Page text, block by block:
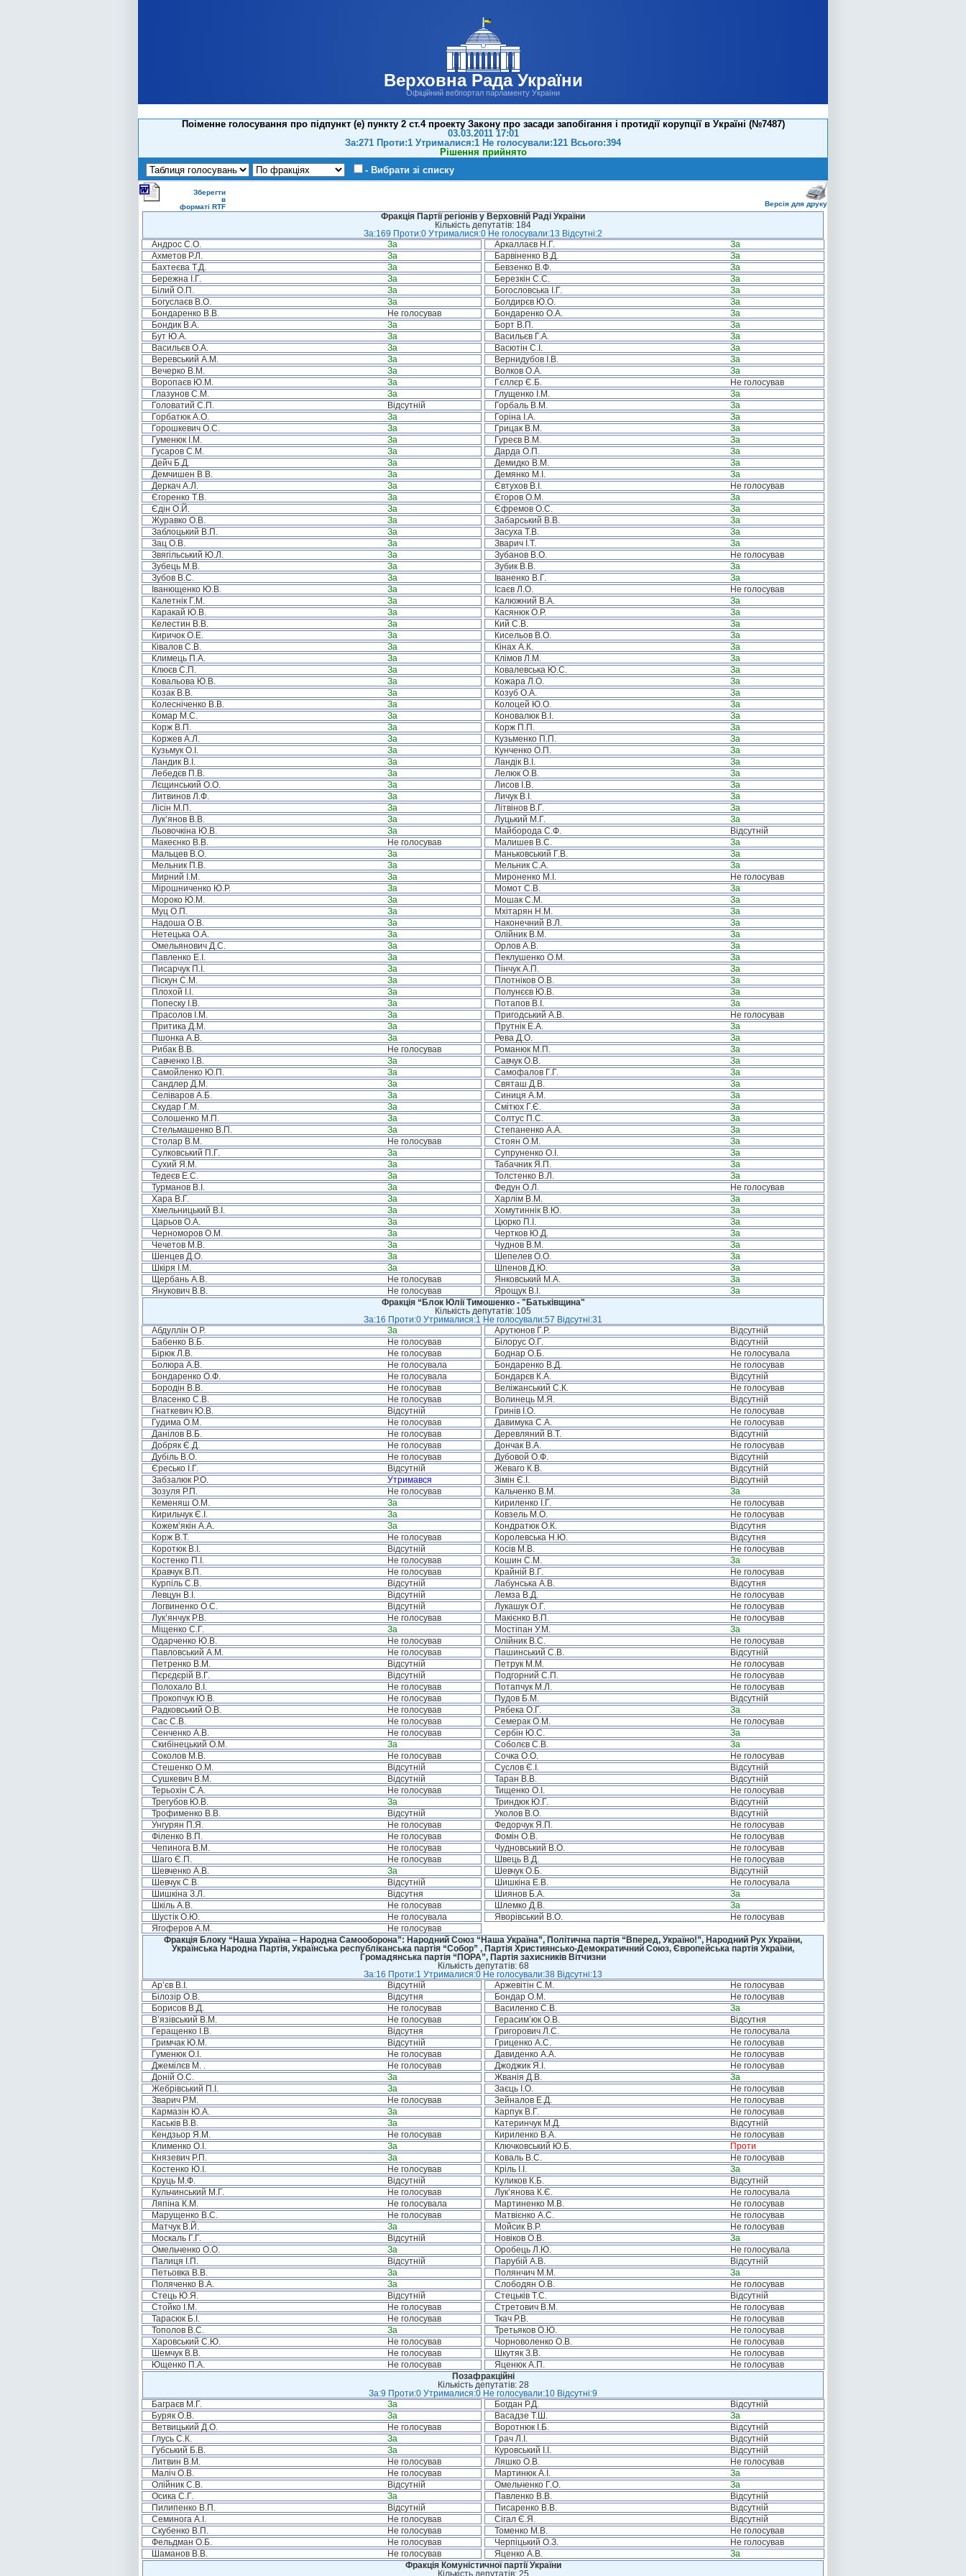
Верховна Рада України
Офіційний вебпортал парламенту України
Поіменне голосування про підпункт (е) пункту 2 ст.4 проекту Закону про засади запобігання і протидії корупції в Україні (№7487)
03.03.2011 17:01
За:271 Проти:1 Утрималися:1 Не голосували:121 Всього:394
Рішення прийнято
- Вибрати зі списку
Зберегти
в
форматі RTF
Версія для друку
Фракція Партії регіонів у Верховній Раді України
Кількість депутатів: 184
За:169 Проти:0 Утрималися:0 Не голосували:13 Відсутні:2
Андрос С.О.
За Аркаллаєв Н.Г.
За
Ахметов Р.Л.
За Барвіненко В.Д.
За
Бахтеєва Т.Д.
За Бевзенко В.Ф.
За
Бережна І.Г.
За Березкін С.С.
За
Білий О.П.
За Богословська І.Г.
За
Богуслаєв В.О.
За Болдирєв Ю.О.
За
Бондаренко В.В.
Не голосував Бондаренко О.А.
За
Бондик В.А.
За Борт В.П.
За
Бут Ю.А.
За Васильєв Г.А.
За
Васильєв О.А.
За Васютін С.І.
За
Веревський А.М.
За Вернидубов І.В.
За
Вечерко В.М.
За Волков О.А.
За
Воропаєв Ю.М.
За Гєллєр Є.Б.
Не голосував
Глазунов С.М.
За Глущенко І.М.
За
Головатий С.П.
Відсутній Горбаль В.М.
За
Горбатюк А.О.
За Горіна І.А.
За
Горошкевич О.С.
За Грицак В.М.
За
Гуменюк І.М.
За Гуреєв В.М.
За
Гусаров С.М.
За Дарда О.П.
За
Дейч Б.Д.
За Демидко В.М.
За
Демчишен В.В.
За Демянко М.І.
За
Деркач А.Л.
За Євтухов В.І.
Не голосував
Єгоренко Т.В.
За Єгоров О.М.
За
Єдін О.Й.
За Єфремов О.С.
За
Журавко О.В.
За Забарський В.В.
За
Заблоцький В.П.
За Засуха Т.В.
За
Зац О.В.
За Зварич І.Т.
За
Звягільський Ю.Л.
За Зубанов В.О.
Не голосував
Зубець М.В.
За Зубик В.В.
За
Зубов В.С.
За Іваненко В.Г.
За
Іванющенко Ю.В.
За Ісаєв Л.О.
Не голосував
Калетнік Г.М.
За Калюжний В.А.
За
Каракай Ю.В.
За Касянюк О.Р.
За
Келестин В.В.
За Кий С.В.
За
Киричок О.Е.
За Кисельов В.О.
За
Ківалов С.В.
За Кінах А.К.
За
Климець П.А.
За Клімов Л.М.
За
Клюєв С.П.
За Ковалевська Ю.С.
За
Ковальова Ю.В.
За Кожара Л.О.
За
Козак В.В.
За Козуб О.А.
За
Колесніченко В.В.
За Колоцей Ю.О.
За
Комар М.С.
За Коновалюк В.І.
За
Корж В.П.
За Корж П.П.
За
Коржев А.Л.
За Кузьменко П.П.
За
Кузьмук О.І.
За Кунченко О.П.
За
Ландик В.І.
За Ландік В.І.
За
Лебедєв П.В.
За Лелюк О.В.
За
Лєщинський О.О.
За Лисов І.В.
За
Литвинов Л.Ф.
За Личук В.І.
За
Лісін М.П.
За Літвінов В.Г.
За
Лук’янов В.В.
За Луцький М.Г.
За
Льовочкіна Ю.В.
За Майборода С.Ф.
Відсутній
Макеєнко В.В.
Не голосував Малишев В.С.
За
Мальцев В.О.
За Маньковський Г.В.
За
Мельник П.В.
За Мельник С.А.
За
Мирний І.М.
За Мироненко М.І.
Не голосував
Мірошниченко Ю.Р.
За Момот С.В.
За
Мороко Ю.М.
За Мошак С.М.
За
Муц О.П.
За Мхітарян Н.М.
За
Надоша О.В.
За Наконечний В.Л.
За
Нетецька О.А.
За Олійник В.М.
За
Омельянович Д.С.
За Орлов А.В.
За
Павленко Е.І.
За Пеклушенко О.М.
За
Писарчук П.І.
За Пінчук А.П.
За
Піскун С.М.
За Плотніков О.В.
За
Плохой І.І.
За Полунєєв Ю.В.
За
Попеску І.В.
За Потапов В.І.
За
Прасолов І.М.
За Пригодський А.В.
Не голосував
Притика Д.М.
За Прутнік Е.А.
За
Пшонка А.В.
За Рева Д.О.
За
Рибак В.В.
Не голосував Романюк М.П.
За
Савченко І.В.
За Савчук О.В.
За
Самойленко Ю.П.
За Самофалов Г.Г.
За
Сандлер Д.М.
За Святаш Д.В.
За
Селіваров А.Б.
За Синиця А.М.
За
Скудар Г.М.
За Смітюх Г.Є.
За
Солошенко М.П.
За Солтус П.С.
За
Стельмашенко В.П.
За Степаненко А.А.
За
Столар В.М.
Не голосував Стоян О.М.
За
Сулковський П.Г.
За Супруненко О.І.
За
Сухий Я.М.
За Табачник Я.П.
За
Тедеєв Е.С.
За Толстенко В.Л.
За
Турманов В.І.
За Федун О.Л.
Не голосував
Хара В.Г.
За Харлім В.М.
За
Хмельницький В.І.
За Хомутиннік В.Ю.
За
Царьов О.А.
За Цюрко П.І.
За
Черноморов О.М.
За Чертков Ю.Д.
За
Чечетов М.В.
За Чуднов В.М.
За
Шенцев Д.О.
За Шепелев О.О.
За
Шкіря І.М.
За Шпенов Д.Ю.
За
Щербань А.В.
Не голосував Янковський М.А.
За
Янукович В.В.
Не голосував Ярощук В.І.
За
Фракція “Блок Юлії Тимошенко - "Батьківщина"
Кількість депутатів: 105
За:16 Проти:0 Утрималися:1 Не голосували:57 Відсутні:31
Абдуллін О.Р.
За Арутюнов Г.Р.
Відсутній
Бабенко В.Б.
Не голосував Білорус О.Г.
Відсутній
Бірюк Л.В.
Не голосував Боднар О.Б.
Не голосувала
Болюра А.В.
Не голосувала Бондаренко В.Д.
Не голосував
Бондаренко О.Ф.
Не голосувала Бондарєв К.А.
Відсутній
Бородін В.В.
Не голосував Веліжанський С.К.
Не голосував
Власенко С.В.
Не голосував Волинець М.Я.
Відсутній
Гнаткевич Ю.В.
Відсутній Гринів І.О.
Не голосував
Гудима О.М.
Не голосував Давимука С.А.
Не голосував
Данілов В.Б.
Не голосував Деревляний В.Т.
Відсутній
Добряк Є.Д.
Не голосував Дончак В.А.
Не голосував
Дубіль В.О.
Не голосував Дубовой О.Ф.
Відсутній
Єресько І.Г.
Відсутній Жеваго К.В.
Відсутній
Забзалюк Р.О.
Утримався Зімін Є.І.
Відсутній
Зозуля Р.П.
Не голосував Кальченко В.М.
За
Кеменяш О.М.
За Кириленко І.Г.
Не голосував
Кирильчук Є.І.
За Ковзель М.О.
Не голосував
Кожем’якін А.А.
За Кондратюк О.К.
Відсутня
Корж В.Т.
Не голосував Королевська Н.Ю.
Відсутня
Коротюк В.І.
Відсутній Косів М.В.
Не голосував
Костенко П.І.
Не голосував Кошин С.М.
За
Кравчук В.П.
Не голосував Крайній В.Г.
Не голосував
Курпіль С.В.
Відсутній Лабунська А.В.
Відсутня
Левцун В.І.
Відсутній Лемза В.Д.
Не голосував
Логвиненко О.С.
Відсутній Лукашук О.Г.
Не голосував
Лук’янчук Р.В.
Не голосував Макієнко В.П.
Не голосував
Міщенко С.Г.
За Мостіпан У.М.
За
Одарченко Ю.В.
Не голосував Олійник В.С.
Не голосував
Павловський А.М.
Не голосував Пашинський С.В.
Відсутній
Петренко В.М.
Відсутній Петрук М.М.
Не голосував
Пєрєдєрій В.Г.
Відсутній Подгорний С.П.
Не голосував
Полохало В.І.
Не голосував Потапчук М.Л.
Не голосував
Прокопчук Ю.В.
Не голосував Пудов Б.М.
Відсутній
Радковський О.В.
Не голосував Рябека О.Г.
За
Сас С.В.
Не голосував Семерак О.М.
Не голосував
Сенченко А.В.
Не голосував Сербін Ю.С.
За
Скибінецький О.М.
За Соболєв С.В.
За
Соколов М.В.
Не голосував Сочка О.О.
Не голосував
Стешенко О.М.
Відсутній Суслов Є.І.
Відсутній
Сушкевич В.М.
Відсутній Таран В.В.
Відсутній
Терьохін С.А.
Не голосував Тищенко О.І.
Не голосував
Трегубов Ю.В.
За Триндюк Ю.Г.
Відсутній
Трофименко В.В.
Відсутній Уколов В.О.
Відсутній
Унгурян П.Я.
Не голосував Федорчук Я.П.
Не голосував
Філенко В.П.
Не голосував Фомін О.В.
Не голосував
Чепинога В.М.
Не голосував Чудновський В.О.
Не голосував
Шаго Є.П.
Не голосував Швець В.Д.
Не голосував
Шевченко А.В.
За Шевчук О.Б.
Відсутній
Шевчук С.В.
Відсутній Шишкіна Е.В.
Не голосувала
Шишкіна З.Л.
Відсутня Шиянов Б.А.
За
Шкіль А.В.
Не голосував Шлемко Д.В.
За
Шустік О.Ю.
Не голосувала Яворівський В.О.
Не голосував
Ягоферов А.М.
Не голосував
Фракція Блоку “Наша Україна – Народна Самооборона”: Народний Союз “Наша Україна”, Політична партія “Вперед, Україно!”, Народний Рух України,
Українська Народна Партія, Українська республіканська партія “Собор” , Партія Християнсько-Демократичний Союз, Європейська партія України,
Громадянська партія “ПОРА”, Партія захисників Вітчизни
Кількість депутатів: 68
За:16 Проти:1 Утрималися:0 Не голосували:38 Відсутні:13
Ар’єв В.І.
Відсутній Аржевітін С.М.
Не голосував
Білозір О.В.
Відсутня Бондар О.М.
Не голосував
Борисов В.Д.
Не голосував Василенко С.В.
За
В’язівський В.М.
Не голосував Герасим’юк О.В.
Відсутня
Геращенко І.В.
Відсутня Григорович Л.С.
Не голосувала
Гримчак Ю.М.
Відсутній Гриценко А.С.
Не голосував
Гуменюк О.І.
Не голосував Давиденко А.А.
Не голосував
Джемілєв М. .
Не голосував Джоджик Я.І.
Не голосував
Доній О.С.
За Жванія Д.В.
За
Жебрівський П.І.
За Заєць І.О.
Не голосував
Зварич Р.М.
Не голосував Зейналов Е.Д.
Не голосував
Кармазін Ю.А.
За Карпук В.Г.
Не голосував
Каськів В.В.
За Катеринчук М.Д.
Відсутній
Кендзьор Я.М.
Не голосував Кириленко В.А.
Не голосував
Клименко О.І.
За Ключковський Ю.Б.
Проти
Князевич Р.П.
За Коваль В.С.
Не голосував
Костенко Ю.І.
Не голосував Кріль І.І.
За
Круць М.Ф.
Відсутній Куликов К.Б.
Відсутній
Кульчинський М.Г.
Не голосував Лук’янова К.Є.
Не голосувала
Ляпіна К.М.
Не голосувала Мартиненко М.В.
Не голосував
Марущенко В.С.
Не голосував Матвієнко А.С.
Не голосував
Матчук В.Й.
За Мойсик В.Р.
Не голосував
Москаль Г.Г.
Відсутній Новіков О.В.
За
Омельченко О.О.
За Оробець Л.Ю.
Не голосувала
Палиця І.П.
Відсутній Парубій А.В.
Відсутній
Петьовка В.В.
За Полянчич М.М.
За
Поляченко В.А.
За Слободян О.В.
Не голосував
Стець Ю.Я.
Відсутній Стецьків Т.С.
Відсутній
Стойко І.М.
Не голосував Стретович В.М.
Не голосував
Тарасюк Б.І.
Не голосував Ткач Р.В.
Не голосував
Тополов В.С.
За Третьяков О.Ю.
Не голосував
Харовський С.Ю.
Не голосував Чорноволенко О.В.
Не голосував
Шемчук В.В.
Не голосував Шкутяк З.В.
Не голосував
Ющенко П.А.
Не голосував Яценюк А.П.
Не голосував
Позафракційні
Кількість депутатів: 28
За:9 Проти:0 Утрималися:0 Не голосували:10 Відсутні:9
Баграєв М.Г.
За Богдан Р.Д.
Відсутній
Буряк О.В.
За Васадзе Т.Ш.
За
Ветвицький Д.О.
Не голосував Воротнюк І.Б.
Відсутній
Глусь С.К.
За Грач Л.І.
Відсутній
Губський Б.В.
За Куровський І.І.
Відсутній
Литвин В.М.
Не голосував Ляшко О.В.
Не голосував
Маліч О.В.
Не голосував Мартинюк А.І.
За
Олійник С.В.
Відсутній Омельченко Г.О.
За
Осика С.Г.
За Павленко В.В.
Відсутній
Пилипенко В.П.
Відсутній Писаренко В.В.
Відсутній
Семинога А.І.
Не голосував Сігал Є.Я.
Відсутній
Скубенко В.П.
Не голосував Томенко М.В.
Не голосував
Фельдман О.Б.
Не голосував Черпіцький О.З.
Не голосував
Шаманов В.В.
Не голосував Яценко А.В.
За
Фракція Комуністичної партії України
Кількість депутатів: 25